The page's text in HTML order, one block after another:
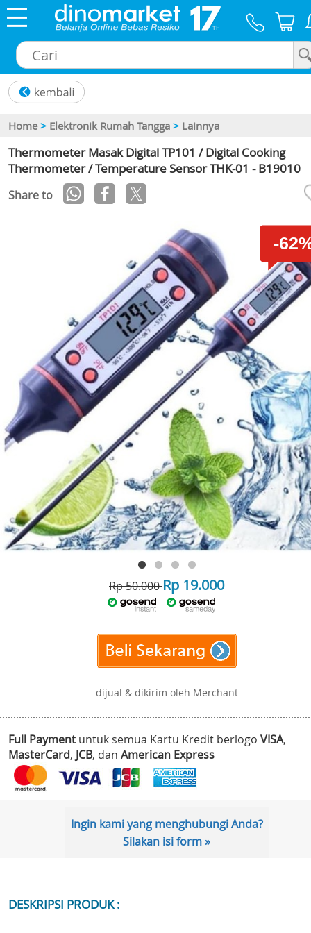
Home > Elektronik Rumah Tangga > Lainnya
Thermometer Masak Digital TP101 / Digital Cooking
Thermometer / Temperature Sensor THK-01 - B19010
Share to
-
Rp 50.000Rp 19.000
dijual & dikirim oleh Merchant
Full Payment untuk semua Kartu Kredit berlogo VISA,
MasterCard, JCB, dan American Express
Ingin kami yang menghubungi Anda?
Silakan isi form »
DESKRIPSI PRODUK :